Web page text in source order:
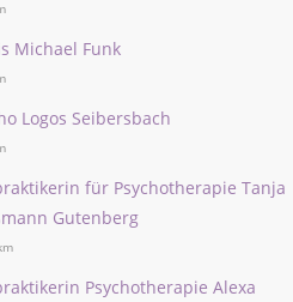
Michael Funk
Logos Seibersbach
für Psychotherapie Tanja
Gutenberg
Psychotherapie Alexa